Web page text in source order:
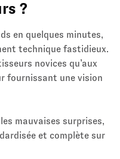
?
en quelques minutes,
technique fastidieux.
novices qu’aux
fournissant une vision
mauvaises surprises,
et complète sur